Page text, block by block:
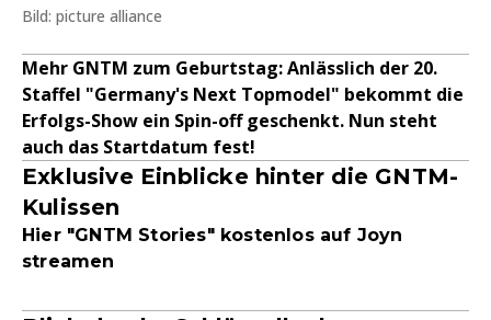
Bild: picture alliance
Mehr GNTM zum Geburtstag: Anlässlich der 20.
Staffel "Germany's Next Topmodel" bekommt die
Erfolgs-Show ein Spin-off geschenkt. Nun steht
auch das Startdatum fest!
Exklusive Einblicke hinter die GNTM-
Kulissen
Hier "GNTM Stories" kostenlos auf Joyn
streamen